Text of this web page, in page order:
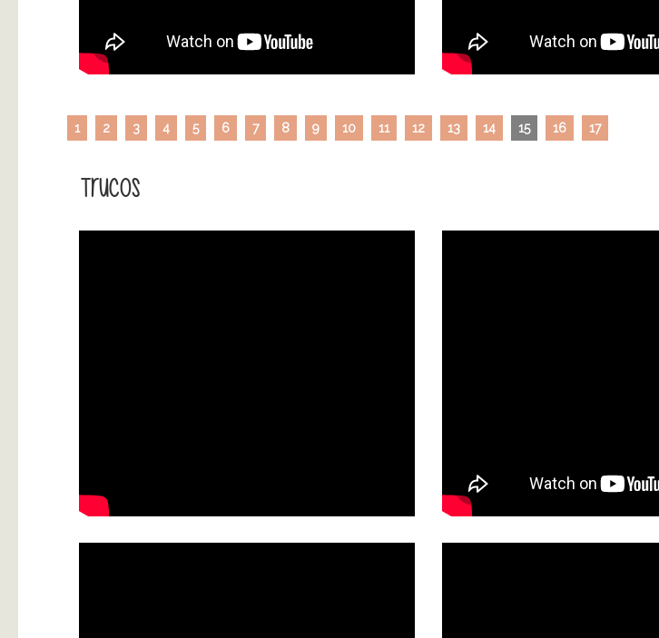
1 2 3 4 5 6 7 8 9 10 11 12 13 14 15 16 17
Trucos